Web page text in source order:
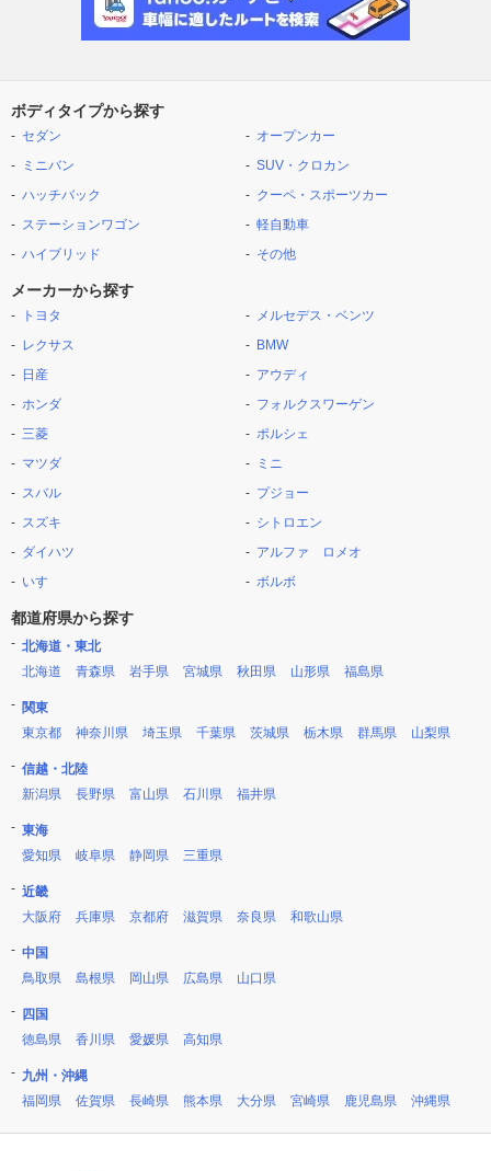
ボディタイプから探す
セダン
ミニバン
ハッチバック
ステーションワゴン
ハイブリッド
オープンカー
SUV・クロカン
クーペ・スポーツカー
軽自動車
その他
メーカーから探す
トヨタ
レクサス
日産
ホンダ
三菱
マツダ
スバル
スズキ
ダイハツ
いすゞ
メルセデス・ベンツ
BMW
アウディ
フォルクスワーゲン
ポルシェ
ミニ
プジョー
シトロエン
アルファ ロメオ
ボルボ
都道府県から探す
北海道・東北
北海道
青森県 岩手県 宮城県 秋田県 山形県 福島県
関東
東京都
神奈川県 埼玉県 千葉県 茨城県 栃木県 群馬県 山梨県
信越・北陸
新潟県
長野県 富山県 石川県 福井県
東海
愛知県
岐阜県 静岡県 三重県
近畿
大阪府
兵庫県 京都府 滋賀県 奈良県 和歌山県
中国
鳥取県
島根県 岡山県 広島県 山口県
四国
徳島県
香川県 愛媛県 高知県
九州・沖縄
福岡県
佐賀県 長崎県 熊本県 大分県 宮崎県 鹿児島県 沖縄県